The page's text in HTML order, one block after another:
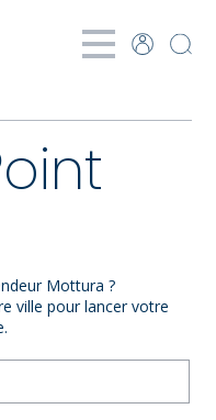
Mottura ?
ville pour lancer votre